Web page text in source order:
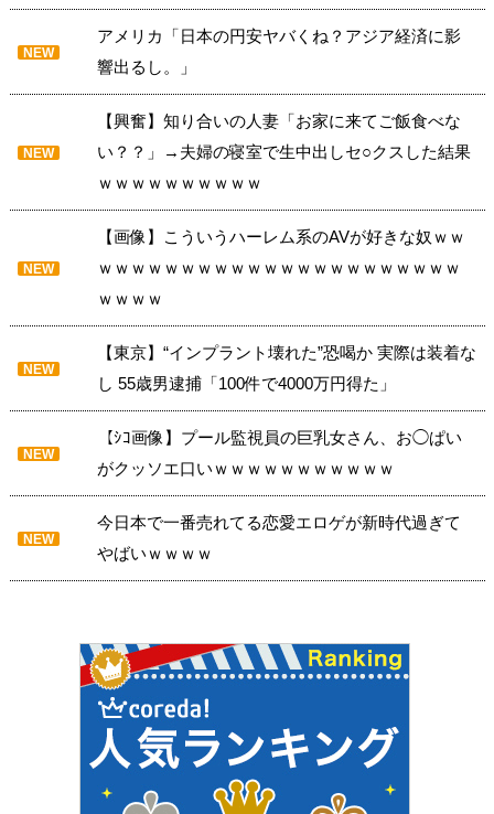
NEW
アメリカ「日本の円安ヤバくね？アジア経済に影
響出るし。」
NEW
【興奮】知り合いの人妻「お家に来てご飯食べな
い？？」→夫婦の寝室で生中出しセ○クスした結果
ｗｗｗｗｗｗｗｗｗｗ
NEW
【画像】こういうハーレム系のAVが好きな奴ｗｗ
ｗｗｗｗｗｗｗｗｗｗｗｗｗｗｗｗｗｗｗｗｗｗ
ｗｗｗｗ
NEW
【東京】“インプラント壊れた”恐喝か 実際は装着な
し 55歳男逮捕「100件で4000万円得た」
NEW
【ｼｺ画像】プール監視員の巨乳女さん、お◯ぱい
がクッソエ口いｗｗｗｗｗｗｗｗｗｗｗ
NEW
今日本で一番売れてる恋愛エロゲが新時代過ぎて
やばいｗｗｗｗ